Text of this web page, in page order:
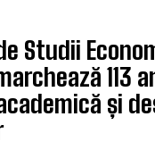
Studii
113
și